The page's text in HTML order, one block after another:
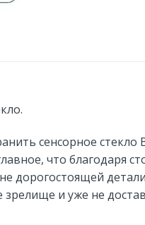
сенсорное
что благодаря
дорогостоящей
и уже не